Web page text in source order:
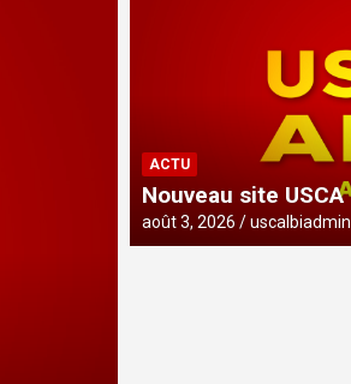
ACTU
Nouveau site USCA
août 3, 2026 uscalbiadmin